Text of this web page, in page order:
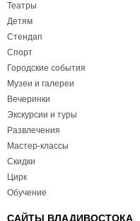
Театры
Детям
Стендап
Спорт
Городские события
Музеи и галереи
Вечеринки
Экскурсии и туры
Развлечения
Мастер-классы
Скидки
Цирк
Обучение
САЙТЫ ВЛАДИВОСТОКА